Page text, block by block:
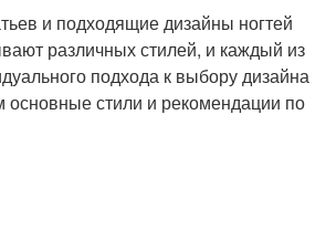
и подходящие дизайны ногтей
различных стилей, и каждый из
подхода к выбору дизайна
основные стили и рекомендации по